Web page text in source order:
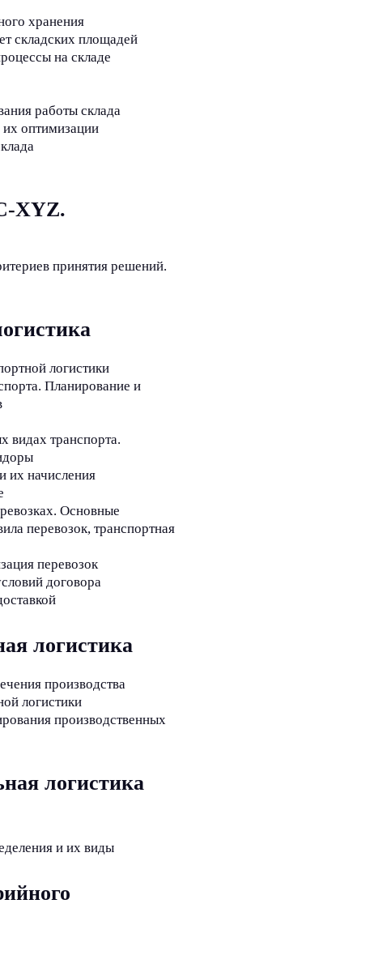
хранения
складских площадей
на складе
работы склада
их оптимизации
XYZ.
принятия решений.
логистики
Планирование и
видах транспорта.
их начисления
Основные
перевозок, транспортная
перевозок
договора
логистика
производства
логистики
производственных
логистика
и их виды